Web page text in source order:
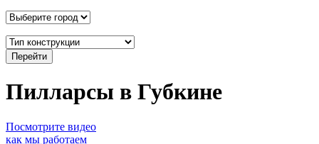
Пилларсы в Губкине
Посмотрите видео
как мы работаем